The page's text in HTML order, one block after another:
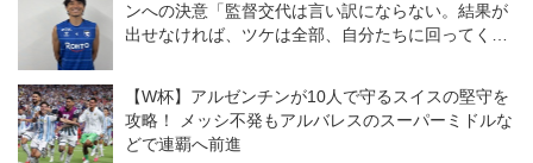
ンへの決意「監督交代は言い訳にならない。結果が
出せなければ、ツケは全部、自分たちに回ってく
【W杯】アルゼンチンが10人で守るスイスの堅守を
攻略！ メッシ不発もアルバレスのスーパーミドルな
どで連覇へ前進